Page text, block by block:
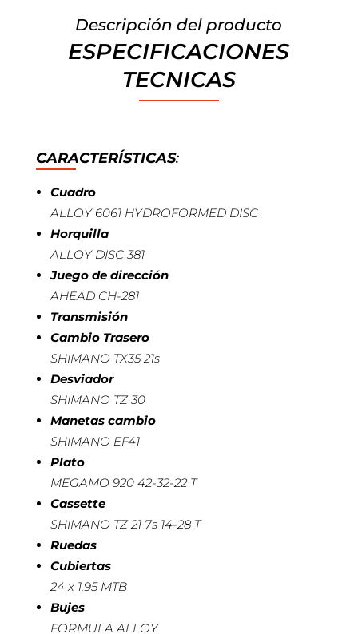
Descripción del producto
ESPECIFICACIONES
TECNICAS
CARACTERÍSTICAS:
Cuadro
ALLOY 6061 HYDROFORMED DISC
Horquilla
ALLOY DISC 381
Juego de dirección
AHEAD CH-281
Transmisión
Cambio Trasero
SHIMANO TX35 21s
Desviador
SHIMANO TZ 30
Manetas cambio
SHIMANO EF41
Plato
MEGAMO 920 42-32-22 T
Cassette
SHIMANO TZ 21 7s 14-28 T
Ruedas
Cubiertas
24 x 1,95 MTB
Bujes
FORMULA ALLOY